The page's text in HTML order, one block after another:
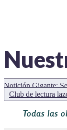
DE
Notición Gigante:
Siguiente:
Club de lectura
Todas las